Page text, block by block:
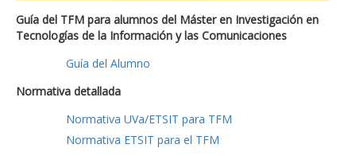
Guía del TFM para alumnos del Máster en Investigación en
Tecnologías de la Información y las Comunicaciones
Guía del Alumno
Normativa detallada
Normativa UVa/ETSIT para TFM
Normativa ETSIT para el TFM